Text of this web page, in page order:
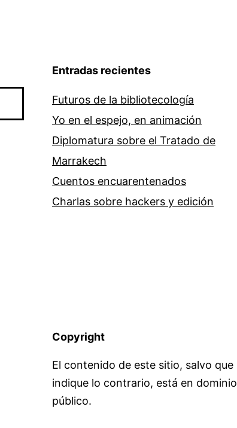
Entradas recientes
Futuros de la bibliotecología
Yo en el espejo, en animación
Diplomatura sobre el Tratado de
Marrakech
Cuentos encuarentenados
Charlas sobre hackers y edición
Copyright
El contenido de este sitio, salvo que
indique lo contrario, está en dominio
público.